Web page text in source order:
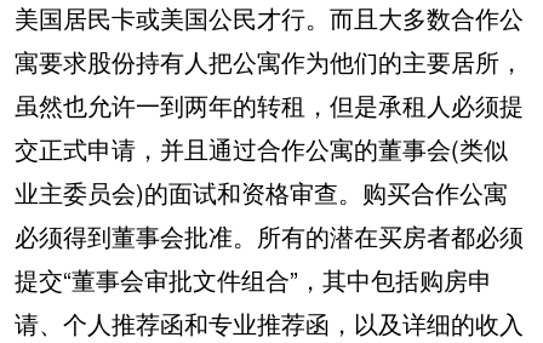
美国居民卡或美国公民才行。而且大多数合作公
寓要求股份持有人把公寓作为他们的主要居所，
虽然也允许一到两年的转租，但是承租人必须提
交正式申请，并且通过合作公寓的董事会(类似
业主委员会)的面试和资格审查。购买合作公寓
必须得到董事会批准。所有的潜在买房者都必须
提交“董事会审批文件组合”，其中包括购房申
请、个人推荐函和专业推荐函，以及详细的收入